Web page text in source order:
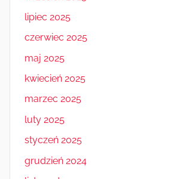
lipiec 2025
czerwiec 2025
maj 2025
kwiecień 2025
marzec 2025
luty 2025
styczeń 2025
grudzień 2024